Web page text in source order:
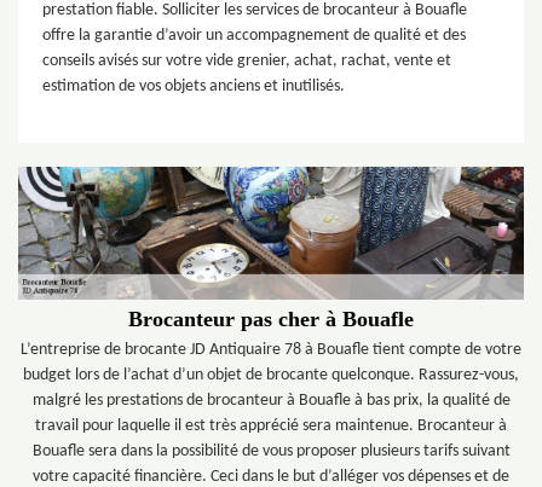
prestation fiable. Solliciter les services de brocanteur à Bouafle
offre la garantie d’avoir un accompagnement de qualité et des
conseils avisés sur votre vide grenier, achat, rachat, vente et
estimation de vos objets anciens et inutilisés.
Brocanteur pas cher à Bouafle
L’entreprise de brocante JD Antiquaire 78 à Bouafle tient compte de votre
budget lors de l’achat d’un objet de brocante quelconque. Rassurez-vous,
malgré les prestations de brocanteur à Bouafle à bas prix, la qualité de
travail pour laquelle il est très apprécié sera maintenue. Brocanteur à
Bouafle sera dans la possibilité de vous proposer plusieurs tarifs suivant
votre capacité financière. Ceci dans le but d’alléger vos dépenses et de